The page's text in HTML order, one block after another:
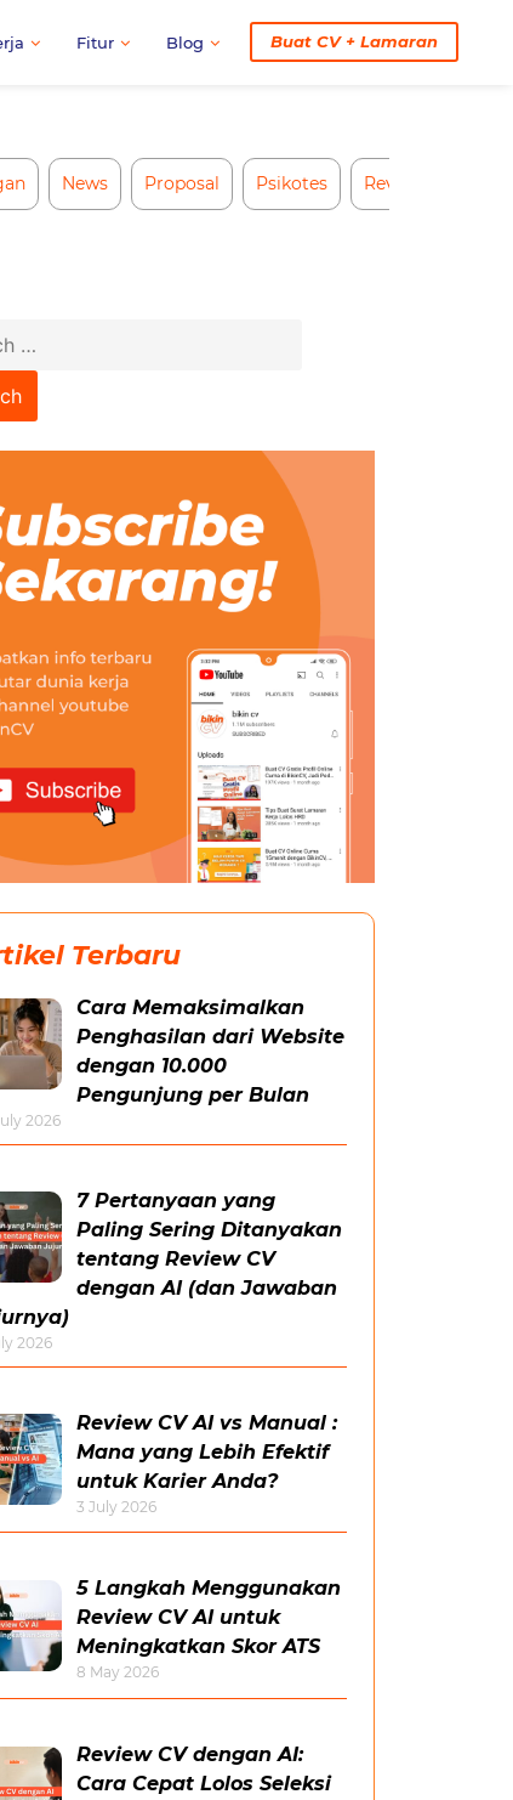
Fitur Blog Buat CV + Lamaran
News Proposal Psikotes Review CV AI
Terbaru
Cara Memaksimalkan
Penghasilan dari Website
dengan 10.000
Pengunjung per Bulan
2026
7 Pertanyaan yang
Paling Sering Ditanyakan
tentang Review CV
dengan AI (dan Jawaban
2026
Review CV AI vs Manual :
Mana yang Lebih Efektif
untuk Karier Anda?
3 July 2026
5 Langkah Menggunakan
Review CV AI untuk
Meningkatkan Skor ATS
8 May 2026
Review CV dengan AI:
Cara Cepat Lolos Seleksi